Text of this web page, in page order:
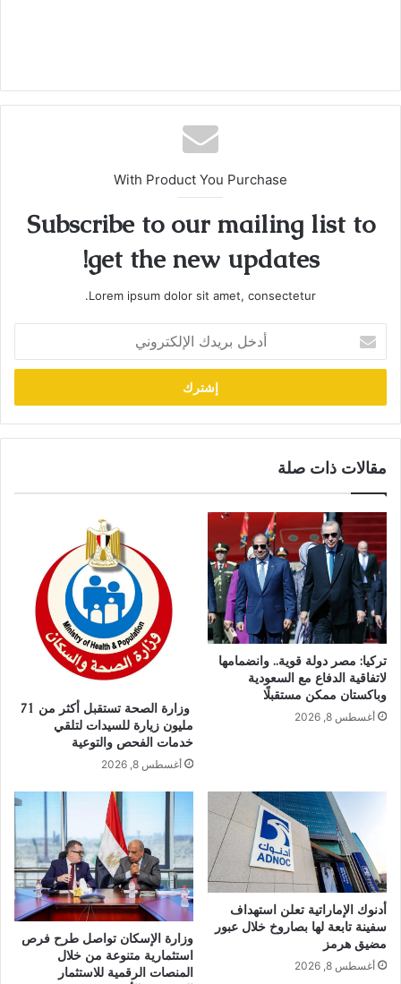
With Product You Purchase
Subscribe to our mailing list to
get the new updates!
Lorem ipsum dolor sit amet, consectetur.
بريدك
الإلكتروني
مقالات ذات صلة
تركيا: مصر دولة قوية.. وانضمامها
لاتفاقية الدفاع مع السعودية
وباكستان ممكن مستقبلًا
أغسطس 8, 2026
وزارة الصحة تستقبل أكثر من 71
مليون زيارة للسيدات لتلقي
خدمات الفحص والتوعية
أغسطس 8, 2026
أدنوك الإماراتية تعلن استهداف
سفينة تابعة لها بصاروخ خلال عبور
مضيق هرمز
أغسطس 8, 2026
وزارة الإسكان تواصل طرح فرص
استثمارية متنوعة من خلال
المنصات الرقمية للاستثمار